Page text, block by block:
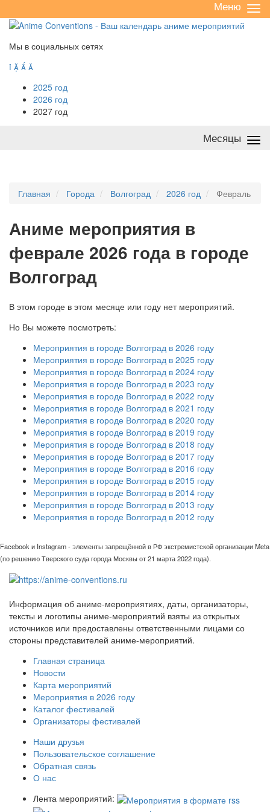
/
Меню
Мы в социальных сетях
   
2025 год
2026 год
2027 год
Месяцы
Главная Города Волгоград 2026 год Февраль
Аниме мероприятия в
феврале 2026 года в городе
Волгоград
В этом городе в этом месяце или году нет мероприятий.
Но Вы можете посмотреть:
Мероприятия в городе Волгоград в 2026 году
Мероприятия в городе Волгоград в 2025 году
Мероприятия в городе Волгоград в 2024 году
Мероприятия в городе Волгоград в 2023 году
Мероприятия в городе Волгоград в 2022 году
Мероприятия в городе Волгоград в 2021 году
Мероприятия в городе Волгоград в 2020 году
Мероприятия в городе Волгоград в 2019 году
Мероприятия в городе Волгоград в 2018 году
Мероприятия в городе Волгоград в 2017 году
Мероприятия в городе Волгоград в 2016 году
Мероприятия в городе Волгоград в 2015 году
Мероприятия в городе Волгоград в 2014 году
Мероприятия в городе Волгоград в 2013 году
Мероприятия в городе Волгоград в 2012 году
Facebook и Instagram - элементы запрещённой в РФ экстремистской организации Meta
(по решению Тверского суда города Москвы от 21 марта 2022 года).
Информация об аниме-мероприятиях, даты, организаторы,
тексты и логотипы аниме-мероприятий взяты из открытых
источников или предоставлены ответственными лицами со
стороны представителей аниме-мероприятий.
Главная страница
Новости
Карта мероприятий
Мероприятия в 2026 году
Каталог фестивалей
Организаторы фестивалей
Наши друзья
Пользовательское соглашение
Обратная связь
О нас
Лента мероприятий: